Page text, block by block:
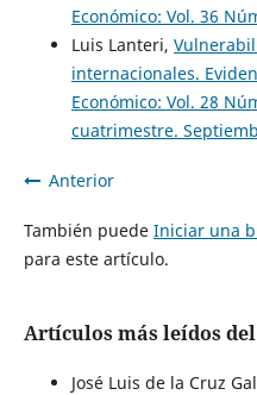
Económico: Vol. 36
Luis Lanteri,
internacionales.
Económico: Vol. 28
cuatrimestre.
Anterior
También puede Iniciar una
para este artículo.
Artículos más leídos
José Luis de la Cruz